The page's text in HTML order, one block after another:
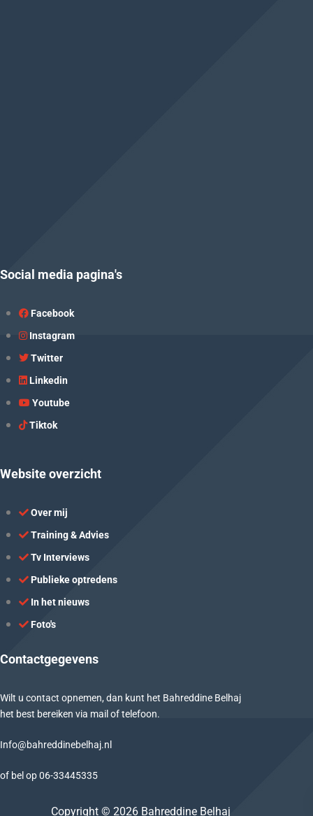
Social media pagina's
Facebook
Instagram
Twitter
Linkedin
Youtube
Tiktok
Website overzicht
Over mij
Training & Advies
Tv Interviews
Publieke optredens
In het nieuws
Foto's
Contactgegevens
Wilt u contact opnemen, dan kunt het Bahreddine Belhaj
het best bereiken via mail of telefoon.
Info@bahreddinebelhaj.nl
of bel op06-33445335
Copyright © 2026 Bahreddine Belhaj